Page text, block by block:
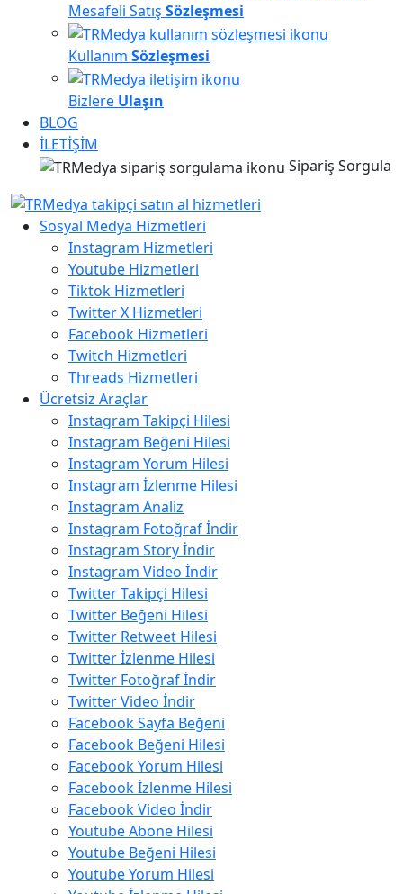
Mesafeli Satış Sözleşmesi
Kullanım Sözleşmesi
Bizlere Ulaşın
BLOG
İLETİŞİM
Sipariş Sorgula
Sosyal Medya Hizmetleri
Instagram Hizmetleri
Youtube Hizmetleri
Tiktok Hizmetleri
Twitter X Hizmetleri
Facebook Hizmetleri
Twitch Hizmetleri
Threads Hizmetleri
Ücretsiz Araçlar
Instagram Takipçi Hilesi
Instagram Beğeni Hilesi
Instagram Yorum Hilesi
Instagram İzlenme Hilesi
Instagram Analiz
Instagram Fotoğraf İndir
Instagram Story İndir
Instagram Video İndir
Twitter Takipçi Hilesi
Twitter Beğeni Hilesi
Twitter Retweet Hilesi
Twitter İzlenme Hilesi
Twitter Fotoğraf İndir
Twitter Video İndir
Facebook Sayfa Beğeni
Facebook Beğeni Hilesi
Facebook Yorum Hilesi
Facebook İzlenme Hilesi
Facebook Video İndir
Youtube Abone Hilesi
Youtube Beğeni Hilesi
Youtube Yorum Hilesi